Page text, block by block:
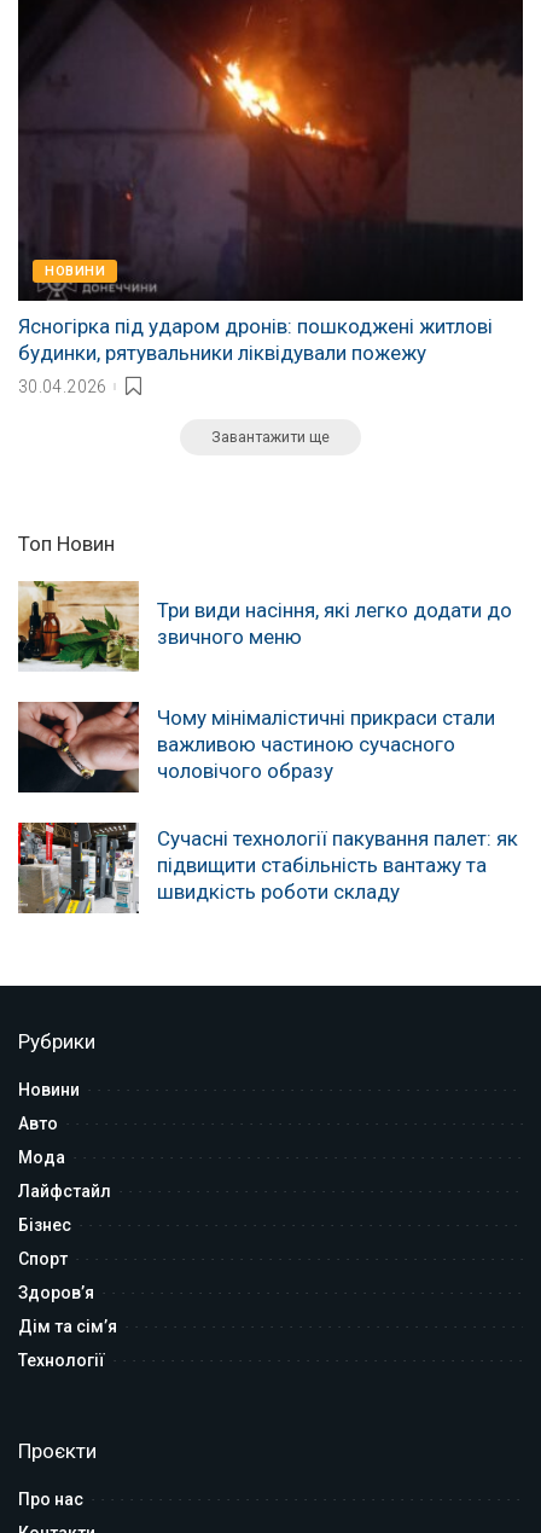
НОВИНИ
Ясногірка під ударом дронів: пошкоджені житлові
будинки, рятувальники ліквідували пожежу
30.04.2026
Завантажити ще
Топ Новин
Три види насіння, які легко додати до
звичного меню
Чому мінімалістичні прикраси стали
важливою частиною сучасного
чоловічого образу
Сучасні технології пакування палет: як
підвищити стабільність вантажу та
швидкість роботи складу
Рубрики
Новини
Авто
Мода
Лайфстайл
Бізнес
Спорт
Здоров’я
Дім та сім’я
Технології
Проєкти
Про нас